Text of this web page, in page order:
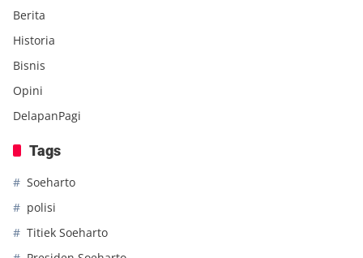
Berita
Historia
Bisnis
Opini
DelapanPagi
Tags
Soeharto
polisi
Titiek Soeharto